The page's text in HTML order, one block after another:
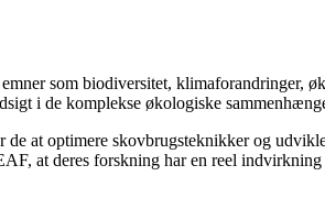
som biodiversitet, klimaforandringer,
i de komplekse økologiske
at optimere skovbrugsteknikker og
at deres forskning har en reel